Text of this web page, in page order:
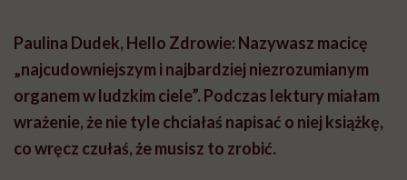
Paulina Dudek, Hello Zdrowie: Nazywasz macicę
„najcudowniejszym i najbardziej niezrozumianym
organem w ludzkim ciele”. Podczas lektury miałam
wrażenie, że nie tyle chciałaś napisać o niej książkę,
co wręcz czułaś, że musisz to zrobić.